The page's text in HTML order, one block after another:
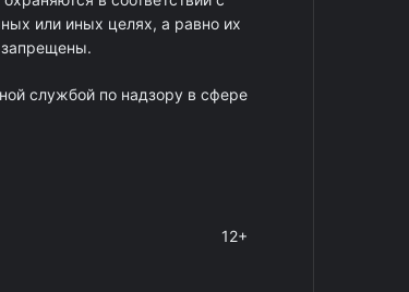
или иных целях, а равно их
запрещены.
службой по надзору в сфере
12+